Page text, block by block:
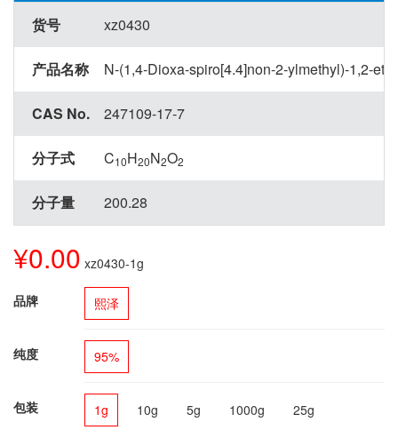
货号 xz0430
产品名称 N-(1,4-Dioxa-spiro[4.4]non-2-ylmethyl)-1,2-
CAS No. 247109-17-7
分子式 C10H20N2O2
分子量 200.28
¥0.00 xz0430-1g
品牌 熙泽
纯度 95%
包装 1g 10g 5g 1000g
25g